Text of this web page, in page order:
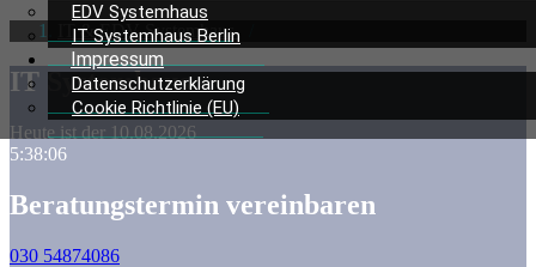
EDV Systemhaus
IT Systemhaus Berlin
Impressum
Datenschutzerklärung
Cookie Richtlinie (EU)
IT & EDV Systemhaus
IT Systemhaus
Heute ist der 10.08.2026
5:38:07
Beratungstermin vereinbaren
030 54874086